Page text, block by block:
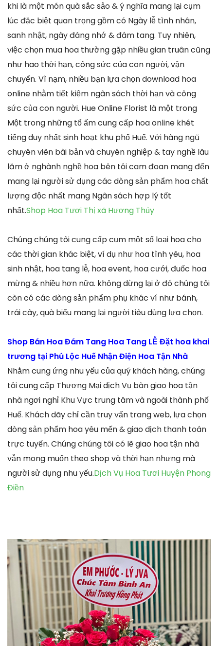
khi là một món quà sắc sảo & ý nghĩa mang lại cụm
lúc đặc biệt quan trọng gồm có Ngày lễ tình nhân,
sanh nhật, ngày đáng nhớ & đám tang. Tuy nhiên,
việc chọn mua hoa thường gặp nhiều gian truân cũng
như hao thời hạn, công sức của con người, vận
chuyển. Vì nạm, nhiều bạn lựa chọn download hoa
online nhằm tiết kiệm ngân sách thời hạn và công
sức của con người. Hue Online Florist là một trong
Một trong những tổ ấm cung cấp hoa online khét
tiếng duy nhất sinh hoạt khu phố Huế. Với hàng ngũ
chuyên viên bài bản và chuyên nghiệp & tay nghề lâu
lăm ở nghành nghề hoa bên tôi cam đoan mang đến
mang lại người sử dụng các dòng sản phẩm hoa chất
lượng độc nhất mang Ngân sách hợp lý tốt
nhất.Shop Hoa Tươi Thị xã Hương Thủy
Chúng chúng tôi cung cấp cụm một số loại hoa cho
các thời gian khác biệt, ví dụ như hoa tình yêu, hoa
sinh nhật, hoa tang lễ, hoa event, hoa cưới, đuốc hoa
mừng & nhiều hơn nữa. không dừng lại ở đó chúng tôi
còn có các dòng sản phẩm phụ khác ví như bánh,
trái cây, quà biếu mang lại người tiêu dùng lựa chọn.
Shop Bán Hoa Đám Tang Hoa Tang LỄ Đặt hoa khai
trương tại Phú Lộc Huế Nhận Điện Hoa Tận Nhà
Nhằm cung ứng nhu yếu của quý khách hàng, chúng
tôi cung cấp Thương Mại dịch Vụ bàn giao hoa tận
nhà ngơi nghỉ Khu Vực trung tâm và ngoài thành phố
Huế. Khách dãy chỉ cần truy vấn trang web, lựa chọn
dòng sản phẩm hoa yêu mến & giao dịch thanh toán
trực tuyến. Chúng chúng tôi có lẽ giao hoa tận nhà
vẫn mong muốn theo shop và thời hạn nhưng mà
người sử dụng nhu yếu.Dịch Vụ Hoa Tươi Huyện Phong
Điền